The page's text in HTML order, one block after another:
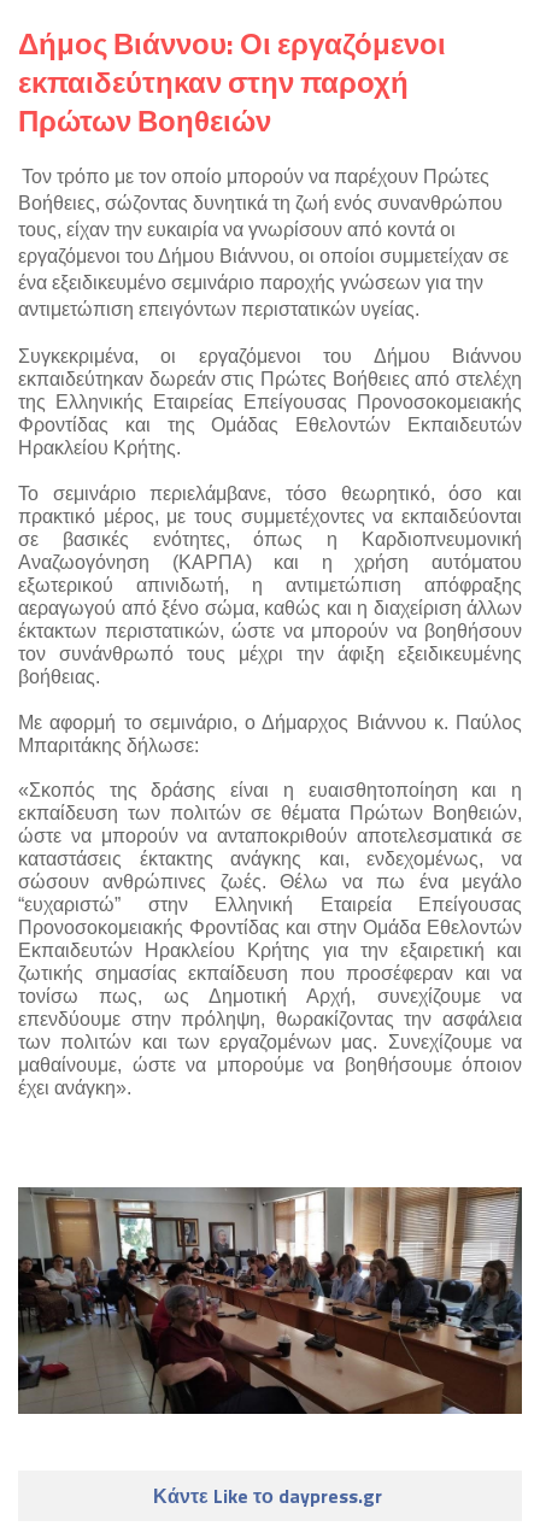
Δήμος Βιάννου: Οι εργαζόμενοι
εκπαιδεύτηκαν στην παροχή
Πρώτων Βοηθειών
Τον τρόπο με τον οποίο μπορούν να παρέχουν Πρώτες
Βοήθειες, σώζοντας δυνητικά τη ζωή ενός συνανθρώπου
τους, είχαν την ευκαιρία να γνωρίσουν από κοντά οι
εργαζόμενοι του Δήμου Βιάννου, οι οποίοι συμμετείχαν σε
ένα εξειδικευμένο σεμινάριο παροχής γνώσεων για την
αντιμετώπιση επειγόντων περιστατικών υγείας.
Συγκεκριμένα, οι εργαζόμενοι του Δήμου Βιάννου
εκπαιδεύτηκαν δωρεάν στις Πρώτες Βοήθειες από στελέχη
της Ελληνικής Εταιρείας Επείγουσας Προνοσοκομειακής
Φροντίδας και της Ομάδας Εθελοντών Εκπαιδευτών
Ηρακλείου Κρήτης.
Το σεμινάριο περιελάμβανε, τόσο θεωρητικό, όσο και
πρακτικό μέρος, με τους συμμετέχοντες να εκπαιδεύονται
σε βασικές ενότητες, όπως η Καρδιοπνευμονική
Αναζωογόνηση (ΚΑΡΠΑ) και η χρήση αυτόματου
εξωτερικού απινιδωτή, η αντιμετώπιση απόφραξης
αεραγωγού από ξένο σώμα, καθώς και η διαχείριση άλλων
έκτακτων περιστατικών, ώστε να μπορούν να βοηθήσουν
τον συνάνθρωπό τους μέχρι την άφιξη εξειδικευμένης
βοήθειας.
Με αφορμή το σεμινάριο, ο Δήμαρχος Βιάννου κ. Παύλος
Μπαριτάκης δήλωσε:
«Σκοπός της δράσης είναι η ευαισθητοποίηση και η
εκπαίδευση των πολιτών σε θέματα Πρώτων Βοηθειών,
ώστε να μπορούν να ανταποκριθούν αποτελεσματικά σε
καταστάσεις έκτακτης ανάγκης και, ενδεχομένως, να
σώσουν ανθρώπινες ζωές. Θέλω να πω ένα μεγάλο
“ευχαριστώ” στην Ελληνική Εταιρεία Επείγουσας
Προνοσοκομειακής Φροντίδας και στην Ομάδα Εθελοντών
Εκπαιδευτών Ηρακλείου Κρήτης για την εξαιρετική και
ζωτικής σημασίας εκπαίδευση που προσέφεραν και να
τονίσω πως, ως Δημοτική Αρχή, συνεχίζουμε να
επενδύουμε στην πρόληψη, θωρακίζοντας την ασφάλεια
των πολιτών και των εργαζομένων μας. Συνεχίζουμε να
μαθαίνουμε, ώστε να μπορούμε να βοηθήσουμε όποιον
έχει ανάγκη».
Κάντε Like το daypress.gr